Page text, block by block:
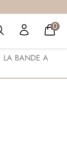
0
LA BANDE A